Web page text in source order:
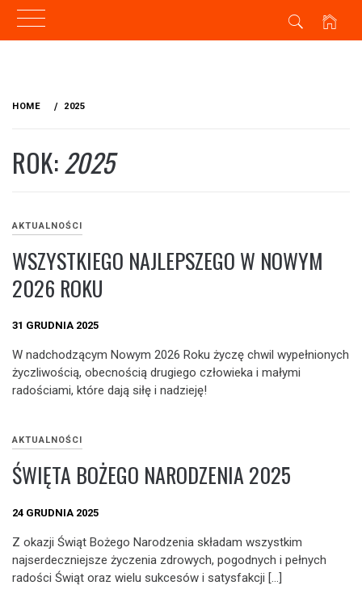
HOME 2025
ROK:2025
AKTUALNOŚCI
WSZYSTKIEGO NAJLEPSZEGO W NOWYM
2026 ROKU
31 GRUDNIA 2025
W nadchodzącym Nowym 2026 Roku życzę chwil wypełnionych
życzliwością, obecnością drugiego człowieka i małymi
radościami, które dają siłę i nadzieję!
AKTUALNOŚCI
ŚWIĘTA BOŻEGO NARODZENIA 2025
24 GRUDNIA 2025
Z okazji Świąt Bożego Narodzenia składam wszystkim
najserdeczniejsze życzenia zdrowych, pogodnych i pełnych
radości Świąt oraz wielu sukcesów i satysfakcji […]